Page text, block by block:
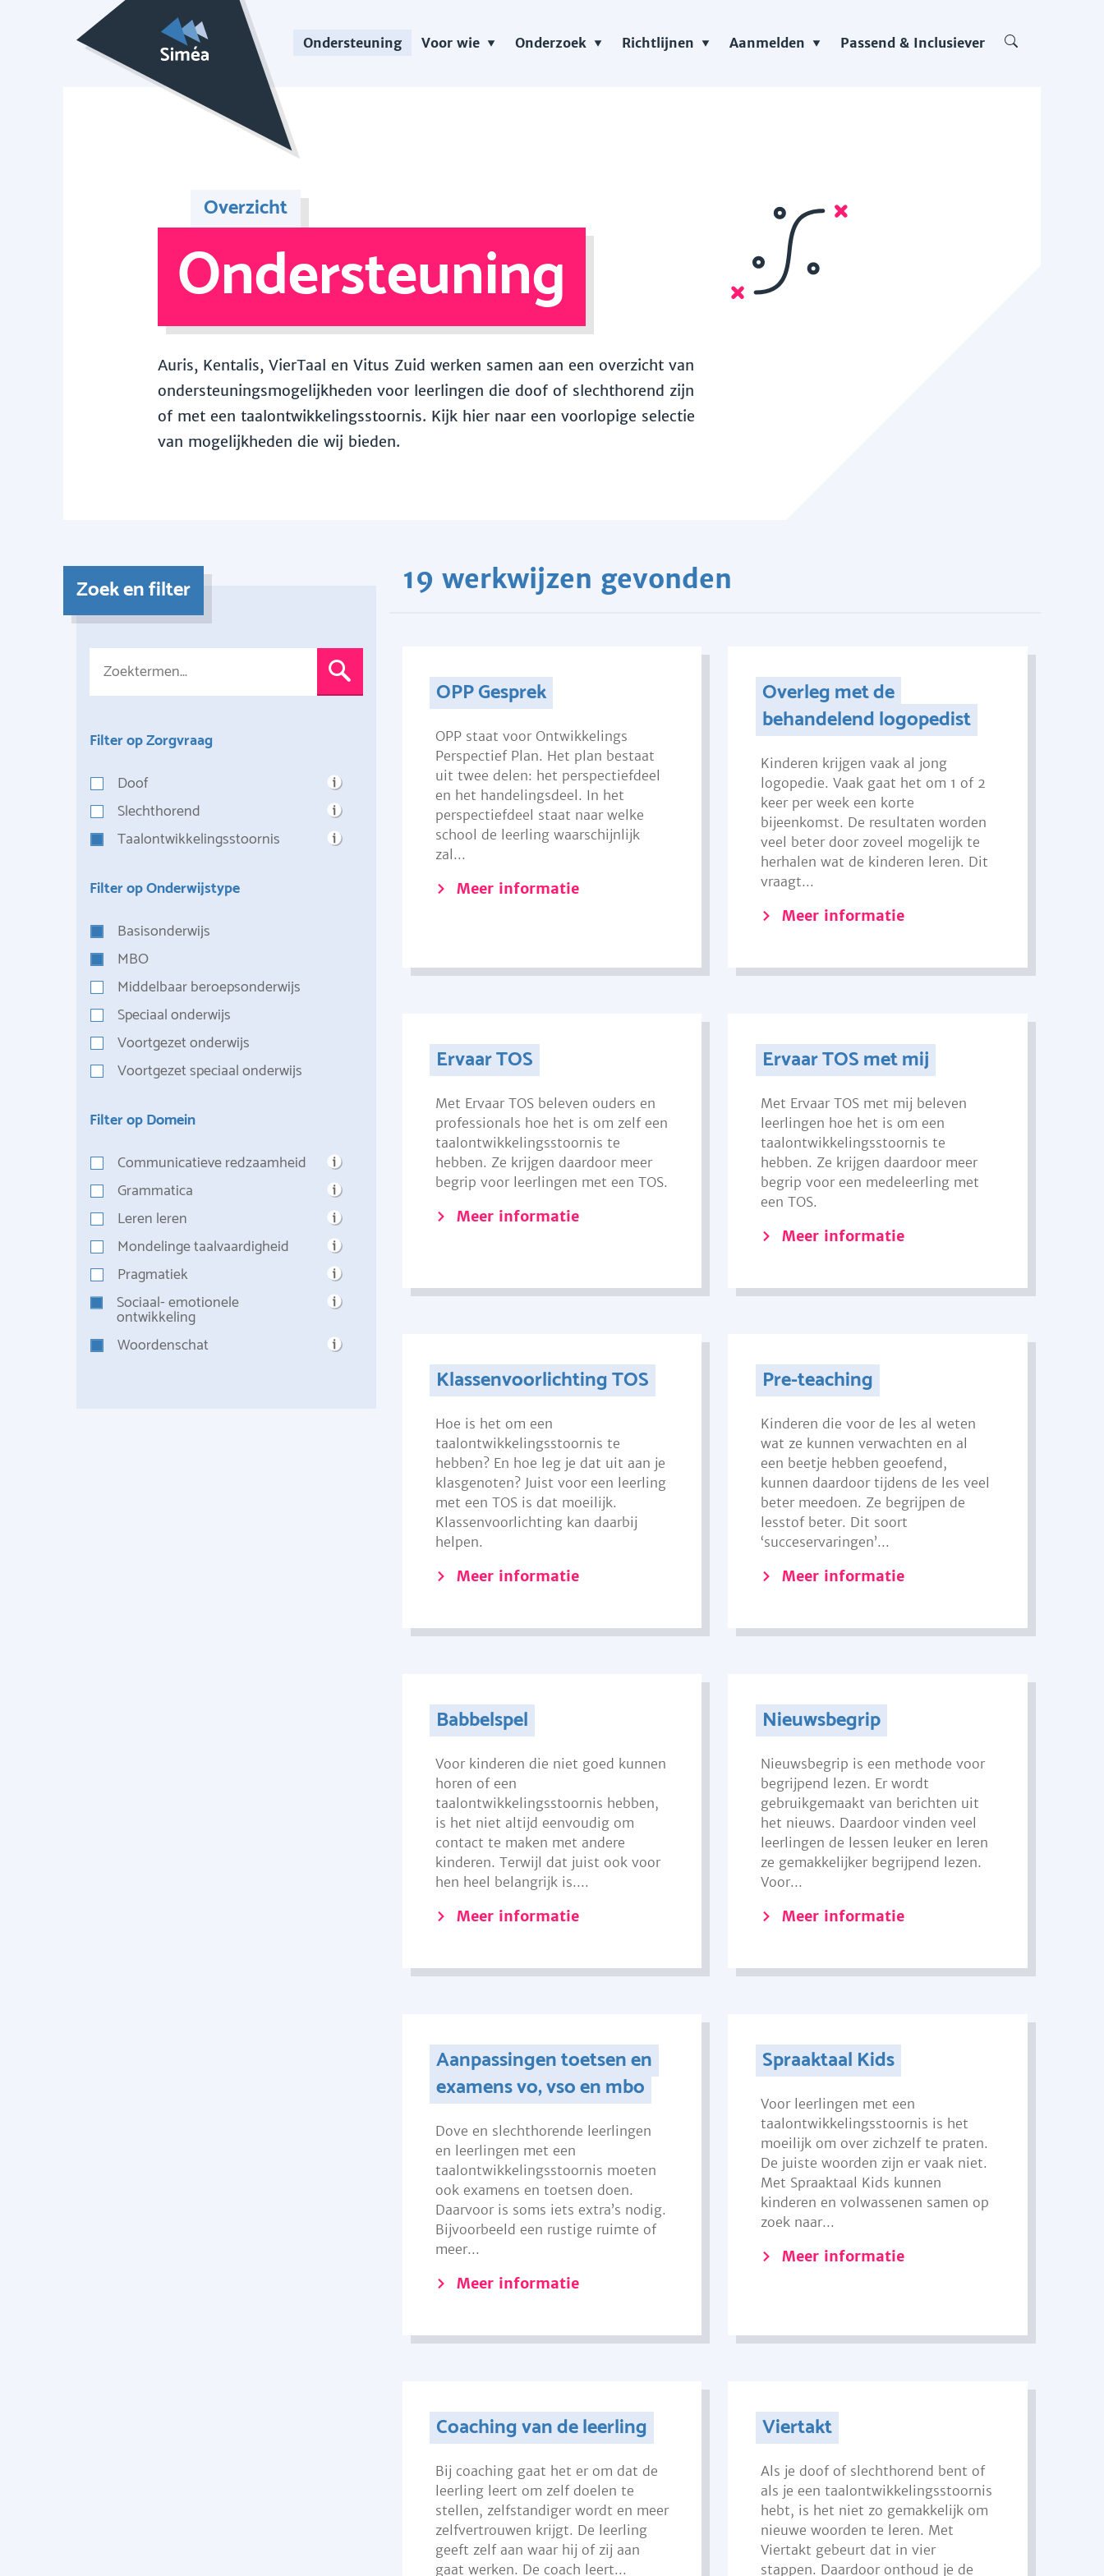
Ondersteuning Voor wie Onderzoek Richtlijnen Aanmelden Passend & Inclusiever
Overzicht
Ondersteuning
Auris, Kentalis, VierTaal en Vitus Zuid werken samen aan een overzicht van
ondersteuningsmogelijkheden voor leerlingen die doof of slechthorend zijn
of met een taalontwikkelingsstoornis. Kijk hier naar een voorlopige selectie
van mogelijkheden die wij bieden.
Zoek en filter
Filter op Zorgvraag
Doof
Slechthorend
Taalontwikkelingsstoornis
Filter op Onderwijstype
Basisonderwijs
MBO
Middelbaar beroepsonderwijs
Speciaal onderwijs
Voortgezet onderwijs
Voortgezet speciaal onderwijs
Filter op Domein
Communicatieve redzaamheid
Grammatica
Leren leren
Mondelinge taalvaardigheid
Pragmatiek
Sociaal- emotionele
ontwikkeling
Woordenschat
19 werkwijzen gevonden
OPP Gesprek
OPP staat voor Ontwikkelings
Perspectief Plan. Het plan bestaat
uit twee delen: het perspectiefdeel
en het handelingsdeel. In het
perspectiefdeel staat naar welke
school de leerling waarschijnlijk
zal...
Meer informatie
Overleg met de
behandelend logopedist
Kinderen krijgen vaak al jong
logopedie. Vaak gaat het om 1 of 2
keer per week een korte
bijeenkomst. De resultaten worden
veel beter door zoveel mogelijk te
herhalen wat de kinderen leren. Dit
vraagt...
Meer informatie
Ervaar TOS
Met Ervaar TOS beleven ouders en
professionals hoe het is om zelf een
taalontwikkelingsstoornis te
hebben. Ze krijgen daardoor meer
begrip voor leerlingen met een TOS.
Meer informatie
Ervaar TOS met mij
Met Ervaar TOS met mij beleven
leerlingen hoe het is om een
taalontwikkelingsstoornis te
hebben. Ze krijgen daardoor meer
begrip voor een medeleerling met
een TOS.
Meer informatie
Klassenvoorlichting TOS
Hoe is het om een
taalontwikkelingsstoornis te
hebben? En hoe leg je dat uit aan je
klasgenoten? Juist voor een leerling
met een TOS is dat moeilijk.
Klassenvoorlichting kan daarbij
helpen.
Meer informatie
Pre-teaching
Kinderen die voor de les al weten
wat ze kunnen verwachten en al
een beetje hebben geoefend,
kunnen daardoor tijdens de les veel
beter meedoen. Ze begrijpen de
lesstof beter. Dit soort
‘succeservaringen’...
Meer informatie
Babbelspel
Voor kinderen die niet goed kunnen
horen of een
taalontwikkelingsstoornis hebben,
is het niet altijd eenvoudig om
contact te maken met andere
kinderen. Terwijl dat juist ook voor
hen heel belangrijk is....
Meer informatie
Nieuwsbegrip
Nieuwsbegrip is een methode voor
begrijpend lezen. Er wordt
gebruikgemaakt van berichten uit
het nieuws. Daardoor vinden veel
leerlingen de lessen leuker en leren
ze gemakkelijker begrijpend lezen.
Voor...
Meer informatie
Aanpassingen toetsen en
examens vo, vso en mbo
Dove en slechthorende leerlingen
en leerlingen met een
taalontwikkelingsstoornis moeten
ook examens en toetsen doen.
Daarvoor is soms iets extra’s nodig.
Bijvoorbeeld een rustige ruimte of
meer...
Meer informatie
Spraaktaal Kids
Voor leerlingen met een
taalontwikkelingsstoornis is het
moeilijk om over zichzelf te praten.
De juiste woorden zijn er vaak niet.
Met Spraaktaal Kids kunnen
kinderen en volwassenen samen op
zoek naar...
Meer informatie
Coaching van de leerling
Bij coaching gaat het er om dat de
leerling leert om zelf doelen te
stellen, zelfstandiger wordt en meer
zelfvertrouwen krijgt. De leerling
geeft zelf aan waar hij of zij aan
gaat werken. De coach leert...
Viertakt
Als je doof of slechthorend bent of
als je een taalontwikkelingsstoornis
hebt, is het niet zo gemakkelijk om
nieuwe woorden te leren. Met
Viertakt gebeurt dat in vier
stappen. Daardoor onthoud je de